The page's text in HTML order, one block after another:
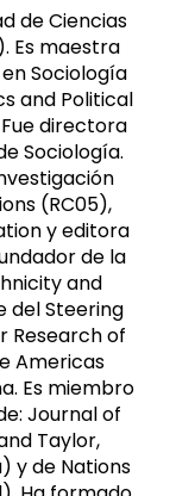
de Ciencias
Es maestra
Sociología
and Political
directora
Sociología.
(RC05),
y editora
de la
and
del Steering
Research of
Americas
Es miembro
Journal of
Taylor,
y de Nations